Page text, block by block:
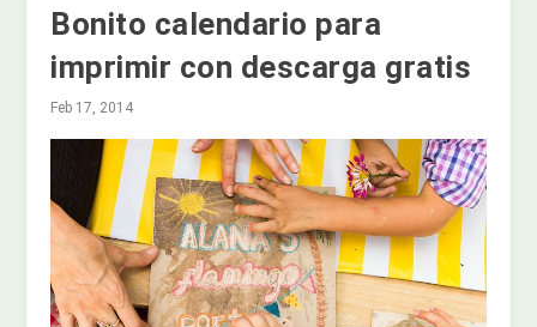
Bonito calendario para
imprimir con descarga gratis
Feb 17, 2014